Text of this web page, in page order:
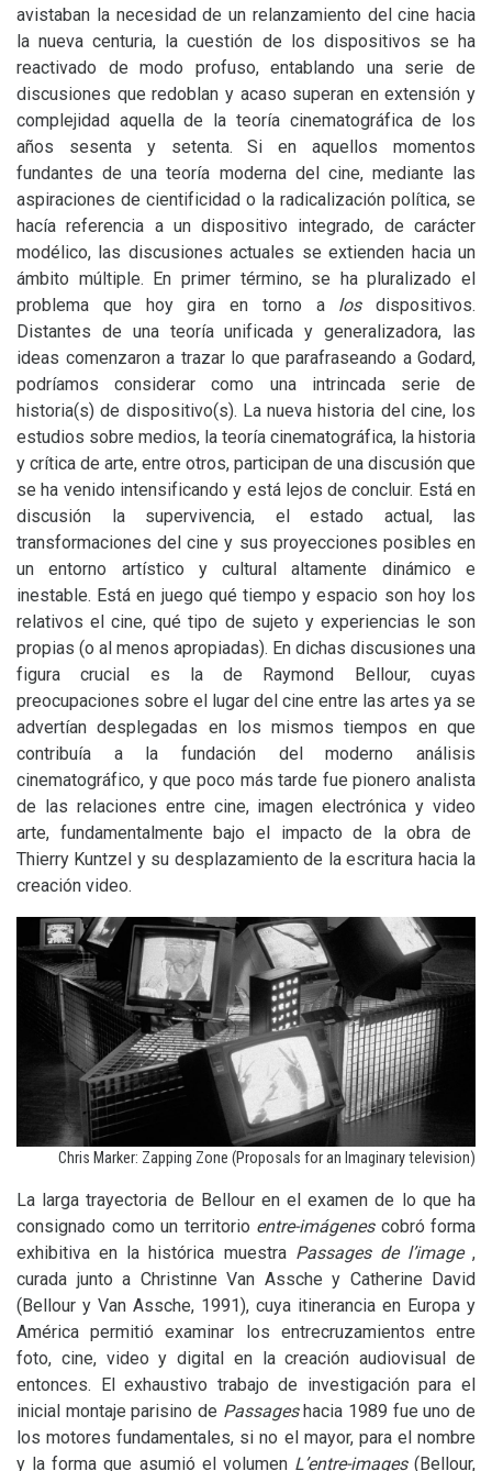
avistaban la necesidad de un relanzamiento del cine hacia
la nueva centuria, la cuestión de los dispositivos se ha
reactivado de modo profuso, entablando una serie de
discusiones que redoblan y acaso superan en extensión y
complejidad aquella de la teoría cinematográfica de los
años sesenta y setenta. Si en aquellos momentos
fundantes de una teoría moderna del cine, mediante las
aspiraciones de cientificidad o la radicalización política, se
hacía referencia a un dispositivo integrado, de carácter
modélico, las discusiones actuales se extienden hacia un
ámbito múltiple. En primer término, se ha pluralizado el
problema que hoy gira en torno a losdispositivos.
Distantes de una teoría unificada y generalizadora, las
ideas comenzaron a trazar lo que parafraseando a Godard,
podríamos considerar como una intrincada serie de
historia(s) de dispositivo(s). La nueva historia del cine, los
estudios sobre medios, la teoría cinematográfica, la historia
y crítica de arte, entre otros, participan de una discusión que
se ha venido intensificando y está lejos de concluir. Está en
discusión la supervivencia, el estado actual, las
transformaciones del cine y sus proyecciones posibles en
un entorno artístico y cultural altamente dinámico e
inestable. Está en juego qué tiempo y espacio son hoy los
relativos el cine, qué tipo de sujeto y experiencias le son
propias (o al menos apropiadas). En dichas discusiones una
figura crucial es la de Raymond Bellour, cuyas
preocupaciones sobre el lugar del cine entre las artes ya se
advertían desplegadas en los mismos tiempos en que
contribuía a la fundación del moderno análisis
cinematográfico, y que poco más tarde fue pionero analista
de las relaciones entre cine, imagen electrónica y video
arte, fundamentalmente bajo el impacto de la obra de
Thierry Kuntzel y su desplazamiento de la escritura hacia la
creación video.
Chris Marker: Zapping Zone (Proposals for an Imaginary television)
La larga trayectoria de Bellour en el examen de lo que ha
consignado como un territorio entre-imágenescobró forma
exhibitiva en la histórica muestra Passages de l’image ,
curada junto a Christinne Van Assche y Catherine David
(Bellour y Van Assche, 1991), cuya itinerancia en Europa y
América permitió examinar los entrecruzamientos entre
foto, cine, video y digital en la creación audiovisual de
entonces. El exhaustivo trabajo de investigación para el
inicial montaje parisino de Passageshacia 1989 fue uno de
los motores fundamentales, si no el mayor, para el nombre
y la forma que asumió el volumen L’entre-images (Bellour,